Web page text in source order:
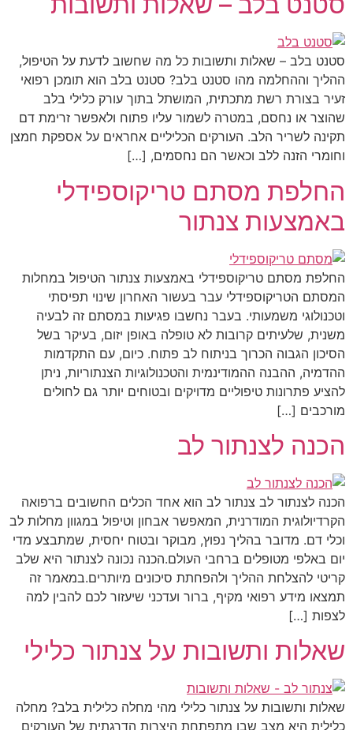
סטנט בלב – שאלות ותשובות כל מה שחשוב לדעת על הטיפול,
ההליך וההחלמה מהו סטנט בלב? סטנט בלב הוא תומכן רפואי
זעיר בצורת רשת מתכתית, המושתל בתוך עורק כלילי בלב
שהוצר או נחסם, במטרה לשמור עליו פתוח ולאפשר זרימת דם
תקינה לשריר הלב. העורקים הכליליים אחראים על אספקת חמצן
וחומרי הזנה ללב וכאשר הם נחסמים, […]
החלפת מסתם טריקוספידלי
באמצעות צנתור
החלפת מסתם טריקוספידלי באמצעות צנתור הטיפול במחלות
המסתם הטריקוספידלי עבר בעשור האחרון שינוי תפיסתי
וטכנולוגי משמעותי. בעבר נחשבו פגיעות במסתם זה לבעיה
משנית, שלעיתים קרובות לא טופלה באופן יזום, בעיקר בשל
הסיכון הגבוה הכרוך בניתוח לב פתוח. כיום, עם התקדמות
ההדמיה, ההבנה ההמודינמית והטכנולוגיות הצנתוריות, ניתן
להציע פתרונות טיפוליים מדויקים ובטוחים יותר גם לחולים
מורכבים […]
הכנה לצנתור לב
הכנה לצנתור לב צנתור לב הוא אחד הכלים החשובים ברפואה
הקרדיולוגית המודרנית, המאפשר אבחון וטיפול במגוון מחלות לב
וכלי דם. מדובר בהליך נפוץ, מבוקר ובטוח יחסית, שמתבצע מדי
יום באלפי מטופלים ברחבי העולם.הכנה נכונה לצנתור היא שלב
קריטי להצלחת ההליך ולהפחתת סיכונים מיותרים.במאמר זה
תמצאו מידע רפואי מקיף, ברור ועדכני שיעזור לכם להבין למה
לצפות […]
שאלות ותשובות על צנתור כלילי
שאלות ותשובות על צנתור כלילי מהי מחלה כלילית בלב? מחלה
כלילית היא מצב שבו מתפתחת היצרות הדרגתית של העורקים